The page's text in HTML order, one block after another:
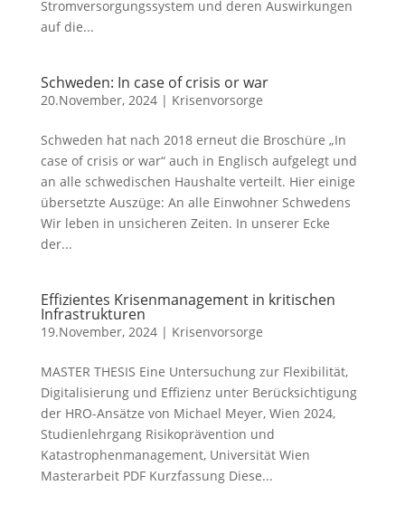
Stromversorgungssystem und deren Auswirkungen
auf die...
Schweden: In case of crisis or war
20.November, 2024| Krisenvorsorge
Schweden hat nach 2018 erneut die Broschüre „In
case of crisis or war“ auch in Englisch aufgelegt und
an alle schwedischen Haushalte verteilt. Hier einige
übersetzte Auszüge: An alle Einwohner Schwedens
Wir leben in unsicheren Zeiten. In unserer Ecke
der...
Effizientes Krisenmanagement in kritischen
Infrastrukturen
19.November, 2024| Krisenvorsorge
MASTER THESIS Eine Untersuchung zur Flexibilität,
Digitalisierung und Effizienz unter Berücksichtigung
der HRO-Ansätze von Michael Meyer, Wien 2024,
Studienlehrgang Risikoprävention und
Katastrophenmanagement, Universität Wien
Masterarbeit PDF Kurzfassung Diese...